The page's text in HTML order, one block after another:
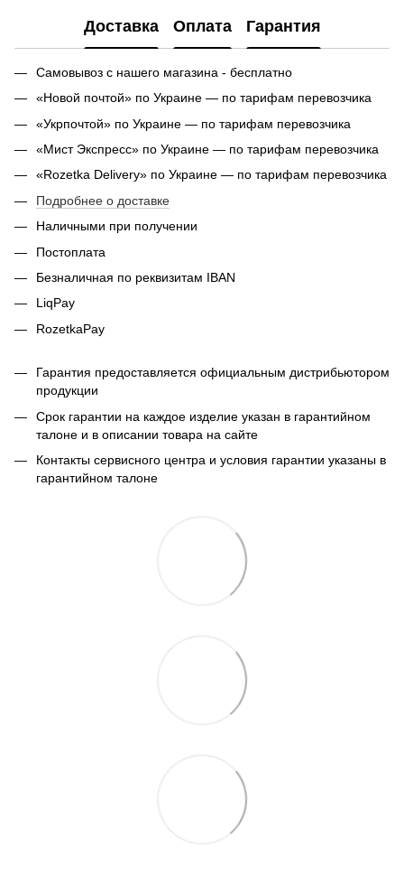
Доставка Оплата Гарантия
Самовывоз с нашего магазина - бесплатно
«Новой почтой» по Украине — по тарифам перевозчика
«Укрпочтой» по Украине — по тарифам перевозчика
«Мист Экспресс» по Украине — по тарифам перевозчика
«Rozetka Delivery» по Украине — по тарифам перевозчика
Подробнее о доставке
Наличными при получении
Постоплата
Безналичная по реквизитам IBAN
LiqPay
RozetkaPay
Гарантия предоставляется официальным дистрибьютором
продукции
Срок гарантии на каждое изделие указан в гарантийном
талоне и в описании товара на сайте
Контакты сервисного центра и условия гарантии указаны в
гарантийном талоне